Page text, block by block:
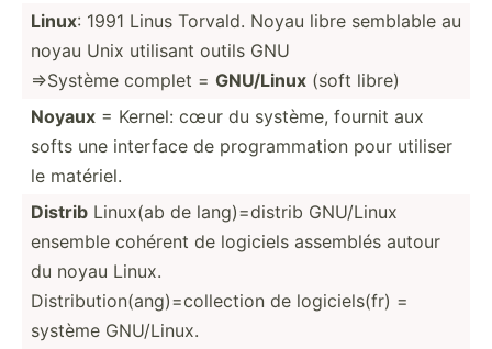
Linux: 1991 Linus Torvald. Noyau libre semblable au
noyau Unix utilisant outils GNU
=>Système complet = GNU/Linux (soft libre)
Noyaux = Kernel: cœur du système, fournit aux
softs une interface de progra­mmation pour utiliser
le matériel.
Distrib Linux(ab de lang)=­distrib GNU/Linux
ensemble cohérent de logiciels assemblés autour
du noyau Linux.
Distribution(ang)=collection de logici­els(fr) =
système GNU/Linux.